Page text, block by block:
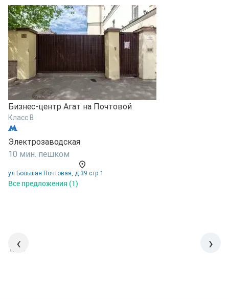
Бизнес-центр Агат на Почтовой
Класс B
Электрозаводская
10 мин. пешком
ул Большая Почтовая, д 39 стр 1
Все предложения (1)
‹ ›
1/15